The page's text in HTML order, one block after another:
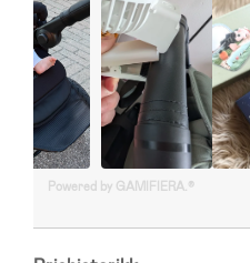
Powered by GAMIFIERA.®